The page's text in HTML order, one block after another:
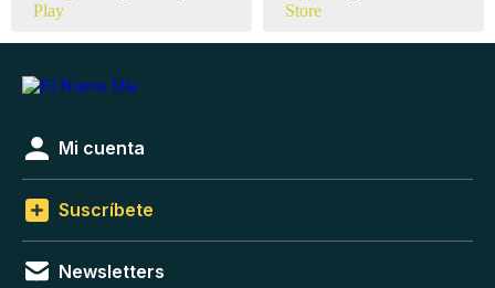
Mi cuenta
Suscríbete
Newsletters